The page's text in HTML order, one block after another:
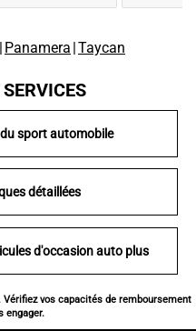
| Panamera |Taycan
sport automobile
détaillées
d'occasion auto plus
vos capacités de remboursement
engager.